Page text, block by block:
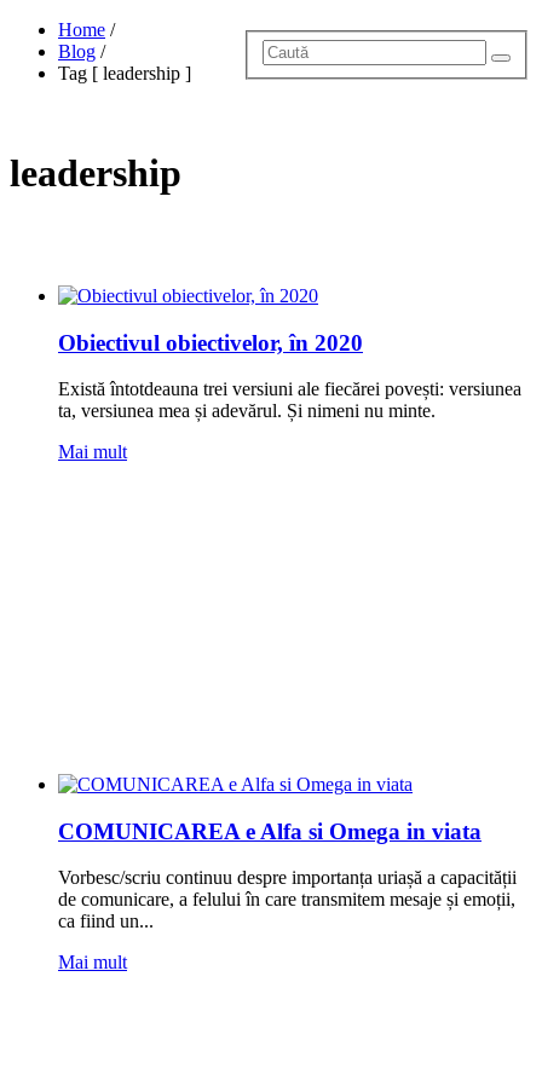
Home /
Blog /
Tag [ leadership ]
leadership
Obiectivul obiectivelor, în 2020
Există întotdeauna trei versiuni ale fiecărei povești: versiunea
ta, versiunea mea și adevărul. Și nimeni nu minte.
Mai mult
COMUNICAREA e Alfa si Omega in viata
Vorbesc/scriu continuu despre importanța uriașă a capacității
de comunicare, a felului în care transmitem mesaje și emoții,
ca fiind un...
Mai mult